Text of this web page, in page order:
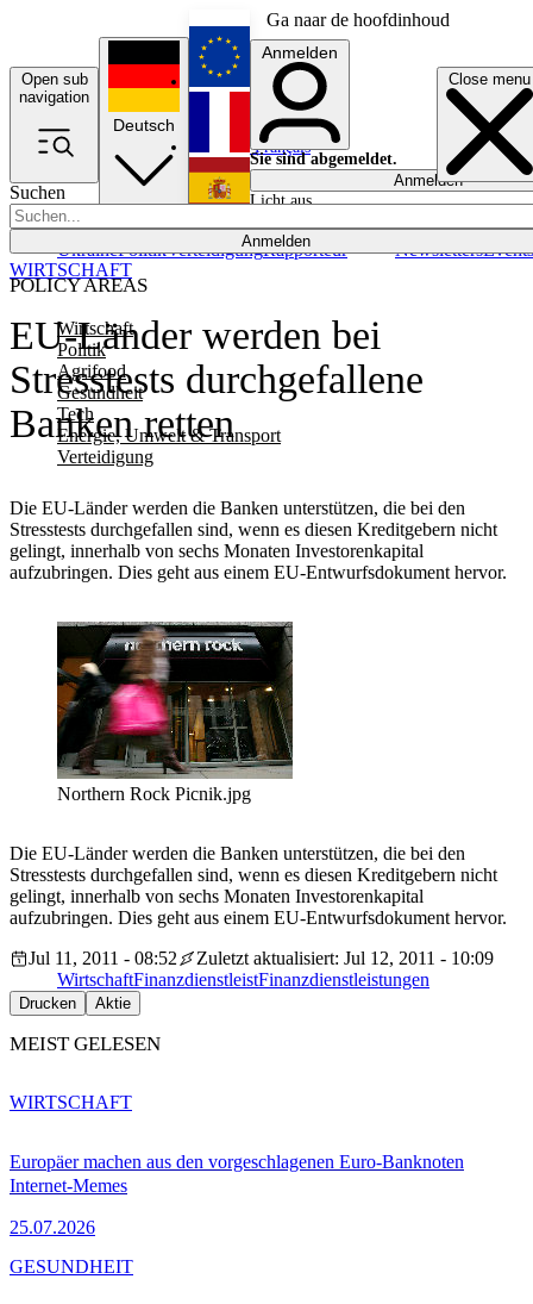
Ga naar de hoofdinhoud
Open sub
navigation
Close menu
Suchen
Anmelden
POLICY AREAS
Wirtschaft
Politik
Agrifood
Gesundheit
Tech
Energie, Umwelt & Transport
Verteidigung
UkrainePolitikVerteidigungRapporteur NewslettersEvents
Deutsch
English
Français
Anmelden
Sie sind abgemeldet.
Anmelden
Licht aus
EU-Länder werden bei
Stresstests durchgefallene
Banken retten
Die EU-Länder werden die Banken unterstützen, die bei den
Stresstests durchgefallen sind, wenn es diesen Kreditgebern nicht
gelingt, innerhalb von sechs Monaten Investorenkapital
aufzubringen. Dies geht aus einem EU-Entwurfsdokument hervor.
WIRTSCHAFT
Northern Rock Picnik.jpg
Die EU-Länder werden die Banken unterstützen, die bei den
Stresstests durchgefallen sind, wenn es diesen Kreditgebern nicht
gelingt, innerhalb von sechs Monaten Investorenkapital
aufzubringen. Dies geht aus einem EU-Entwurfsdokument hervor.
Jul 11, 2011 - 08:52
Zuletzt aktualisiert: Jul 12, 2011 - 10:09
WirtschaftFinanzdienstleistFinanzdienstleistungen
Drucken Aktie
MEIST GELESEN
Europäer machen aus den vorgeschlagenen Euro-Banknoten
Internet-Memes
25.07.2026
WIRTSCHAFT
GESUNDHEIT